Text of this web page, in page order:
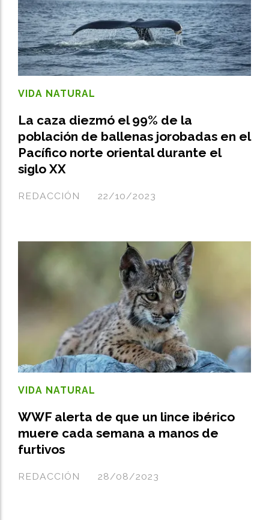
La caza diezmó el 99% de la
población de ballenas jorobadas en el
Pacífico norte oriental durante el
siglo XX
REDACCIÓN
VIDA NATURAL
22/10/2023
WWF alerta de que un lince ibérico
muere cada semana a manos de
furtivos
REDACCIÓN
VIDA NATURAL
28/08/2023